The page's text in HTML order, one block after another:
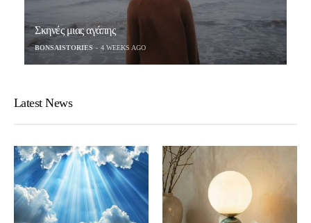
Σκηνές μιας αγάπης
BONSAISTORIES 4 WEEKS AGO
Latest News